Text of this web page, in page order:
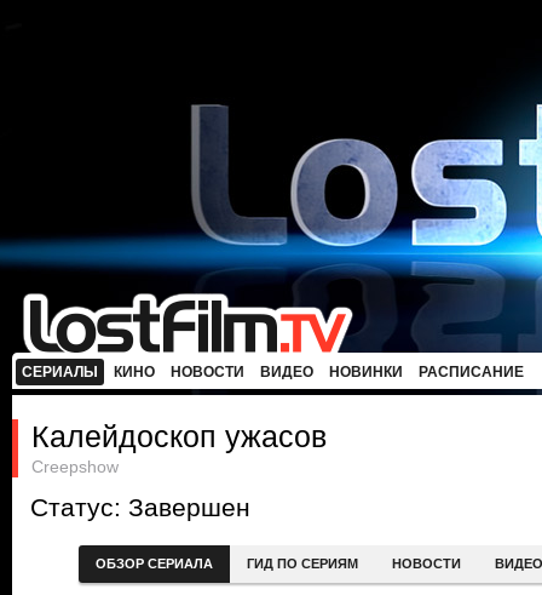
СЕРИАЛЫ КИНО НОВОСТИ ВИДЕО НОВИНКИ РАСПИСАНИЕ
Калейдоскоп ужасов
Creepshow
Статус: Завершен
ОБЗОР СЕРИАЛА ГИД ПО СЕРИЯМ НОВОСТИ ВИДЕО